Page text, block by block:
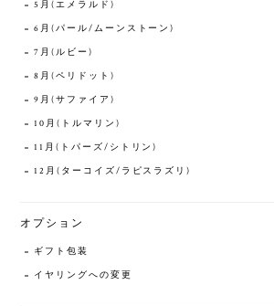
5月(エメラルド)
6月(パール/ムーンストーン)
7月(ルビー)
8月(ペリドット)
9月(サファイア)
10月(トルマリン)
11月(トパーズ/シトリン)
12月(ターコイズ/ラピスラズリ)
オプション
ギフト包装
イヤリングへの変更